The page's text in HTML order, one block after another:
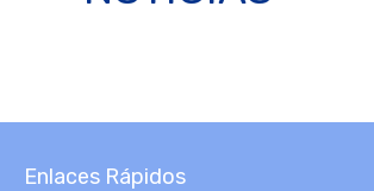
Enlaces Rápidos